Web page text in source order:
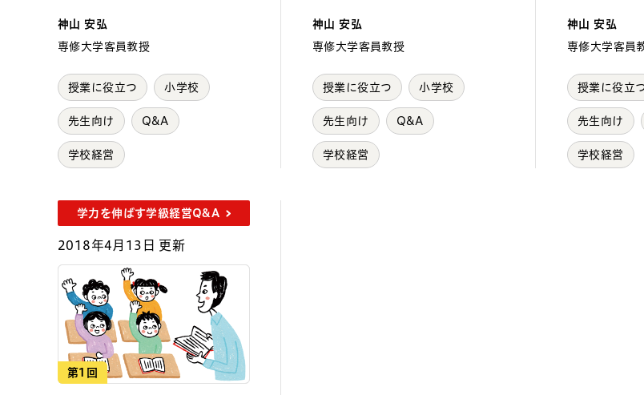
神山 安弘
専修大学客員教授
授業に役立つ 小学校
先生向け Q&A
学校経営
神山 安弘
専修大学客員教授
授業に役立つ 小学校
先生向け Q&A
学校経営
神山 安弘
専修大学客員
授業に役立
先生向け
学校経営
学力を伸ばす学級経営Q&A
2018年4月13日 更新
第1回